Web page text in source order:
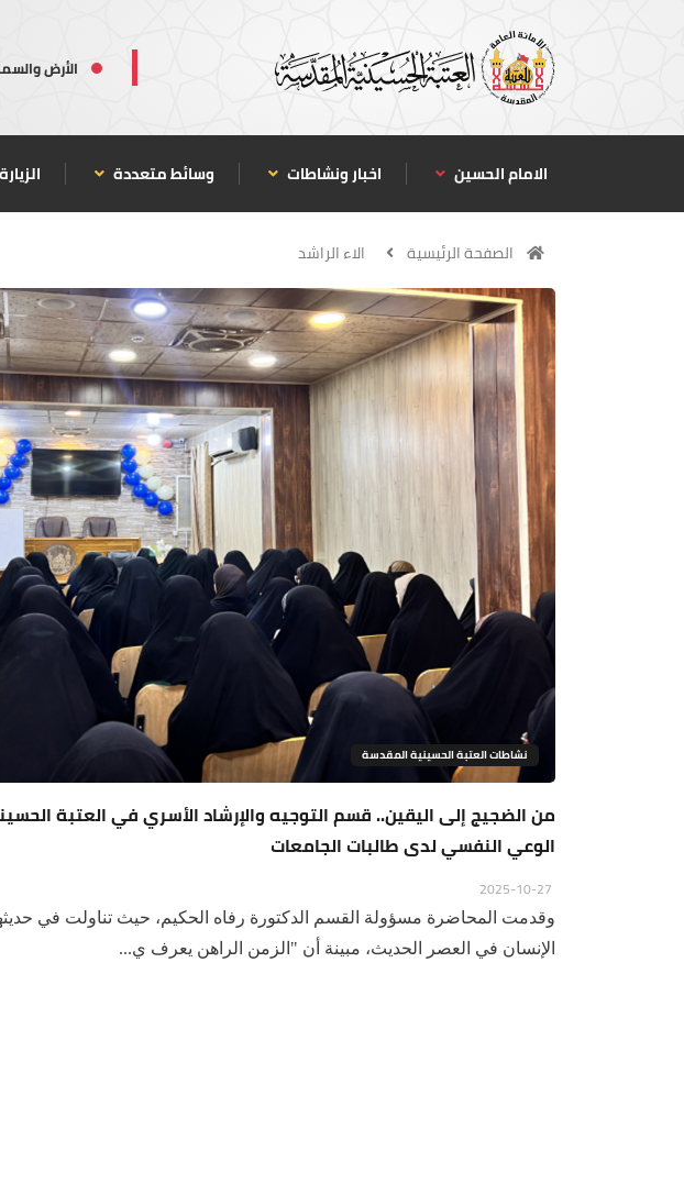
الأرض
الامام الحسين اخبار ونشاطات وسائط متعددة
الصفحة الرئيسية الاء الراشد
نشاطات العتبة الحسينية المقدسة
من الضجيج إلى اليقين.. قسم التوجيه والإرشاد الأسري في العتبة
الوعي النفسي لدى طالبات الجامعات
وقدمت المحاضرة مسؤولة القسم الدكتورة رفاه الحكيم، حيث تناولت في
الإنسان في العصر الحديث، مبينة أن "الزمن الراهن يعرف ي...